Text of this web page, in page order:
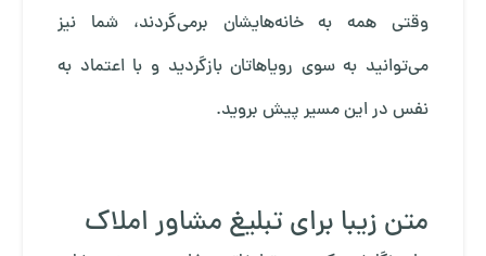
وقتی همه به خانه‌هایشان برمی‌گردند، شما نیز
می‌توانید به سوی رویاهاتان بازگردید و با اعتماد به
نفس در این مسیر پیش بروید.
متن زیبا برای تبلیغ مشاور املاک